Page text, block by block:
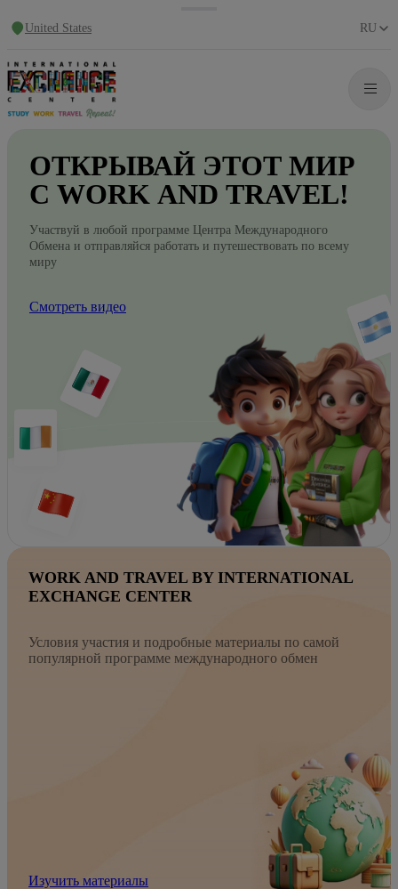
United States RU
ОТКРЫВАЙ ЭТОТ МИР
С WORK AND TRAVEL!
Участвуй в любой программе Центра Международного
Обмена и отправляйся работать и путешествовать по всему
миру
Смотреть видео
WORK AND TRAVEL BY INTERNATIONAL
EXCHANGE CENTER
Условия участия и подробные материалы по самой
популярной программе международного обмен
Изучить материалы